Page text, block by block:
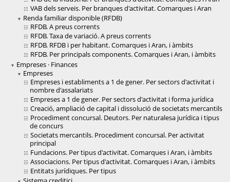
VAB dels serveis. Per branques d'activitat. Comarques i Aran
Renda familiar disponible (RFDB)
RFDB. A preus corrents
RFDB. Taxa de variació. A preus corrents
RFDB. RFDB i per habitant. Comarques i Aran, i àmbits
RFDB. Per principals components. Comarques i Aran, i àmbits
Empreses · Finances
Empreses
Empreses i establiments a 1 de gener. Per sectors d'activitat i
nombre d'assalariats
Empreses a 1 de gener. Per sectors d'activitat i forma jurídica
Creació, ampliació de capital i dissolució de societats mercantils
Procediment concursal. Deutors. Per naturalesa jurídica i tipus
de concurs
Societats mercantils. Procediment concursal. Per activitat
principal
Fundacions. Per tipus d'activitat. Comarques i Aran, i àmbits
Associacions. Per tipus d'activitat. Comarques i Aran, i àmbits
Entitats jurídiques. Per tipus